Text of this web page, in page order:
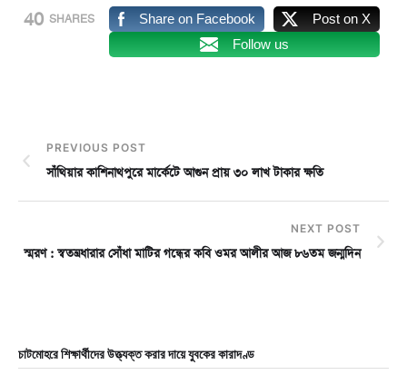
40 SHARES Share on Facebook
Post on X
Follow us
PREVIOUS POST
সাঁথিয়ার কাশিনাথপুরে মার্কেটে আগুন প্রায় ৩০ লাখ টাকার ক্ষতি
NEXT POST
স্মরণ : স্বতন্ত্রধারার সোঁধা মাটির গন্ধের কবি ওমর আলীর আজ ৮৬তম জন্মদিন
চাটমোহরে শিক্ষার্থীদের উত্ত্যক্ত করার দায়ে যুবকের কারাদণ্ড